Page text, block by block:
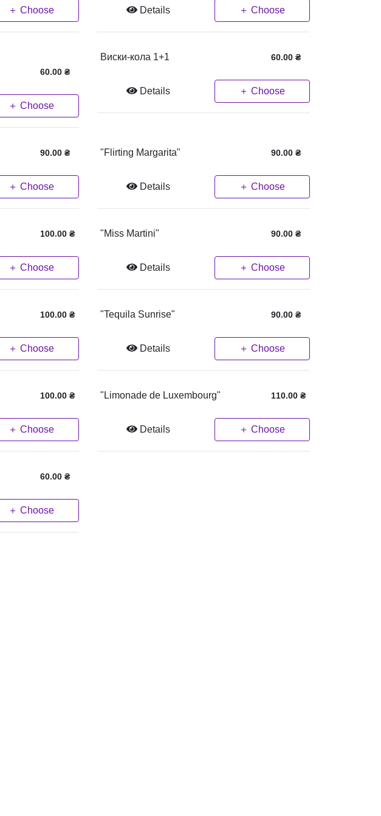
＋ Choose Details ＋ Choose
60.00 ₴
＋ Choose
Виски-кола 1+1 60.00 ₴
Details ＋ Choose
90.00 ₴
＋ Choose
"Flirting Margarita" 90.00 ₴
Details ＋ Choose
100.00 ₴
＋ Choose
"Miss Martini" 90.00 ₴
Details ＋ Choose
100.00 ₴
＋ Choose
"Tequila Sunrise" 90.00 ₴
Details ＋ Choose
100.00 ₴
＋ Choose
"Limonade de Luxembourg" 110.00 ₴
Details ＋ Choose
60.00 ₴
＋ Choose